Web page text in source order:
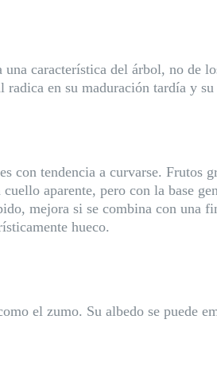
característica del árbol, no de
en su maduración tardía y
con tendencia a curvarse. Frutos
aparente, pero con la base
mejora si se combina con una
hueco.
el zumo. Su albedo se puede